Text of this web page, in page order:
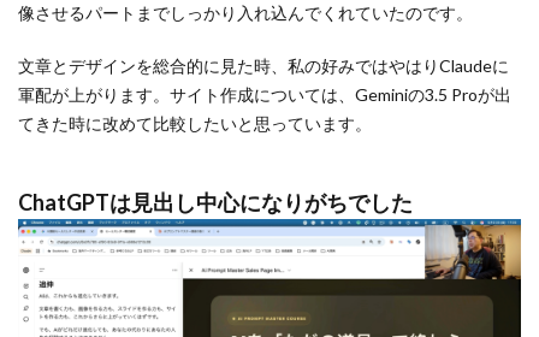
像させるパートまでしっかり入れ込んでくれていたのです。
文章とデザインを総合的に見た時、私の好みではやはりClaudeに
軍配が上がります。サイト作成については、Geminiの3.5 Proが出
てきた時に改めて比較したいと思っています。
ChatGPTは見出し中心になりがちでした